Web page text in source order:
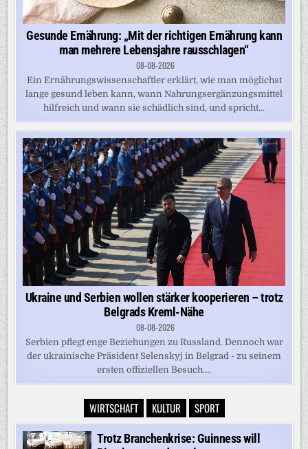
Gesunde Ernährung: „Mit der richtigen Ernährung kann
man mehrere Lebensjahre rausschlagen“
08-08-2026
Ein Ernährungswissenschaftler erklärt, wie man möglichst
lange gesund leben kann, wann Nahrungsergänzungsmittel
hilfreich und wann sie schädlich sind, und spricht...
Ukraine und Serbien wollen stärker kooperieren – trotz
Belgrads Kreml-Nähe
08-08-2026
Serbien pflegt enge Beziehungen zu Russland. Dennoch war
der ukrainische Präsident Selenskyj in Belgrad - zu seinem
ersten offiziellen Besuch....
WIRTSCHAFT KULTUR SPORT
Trotz Branchenkrise: Guinness will